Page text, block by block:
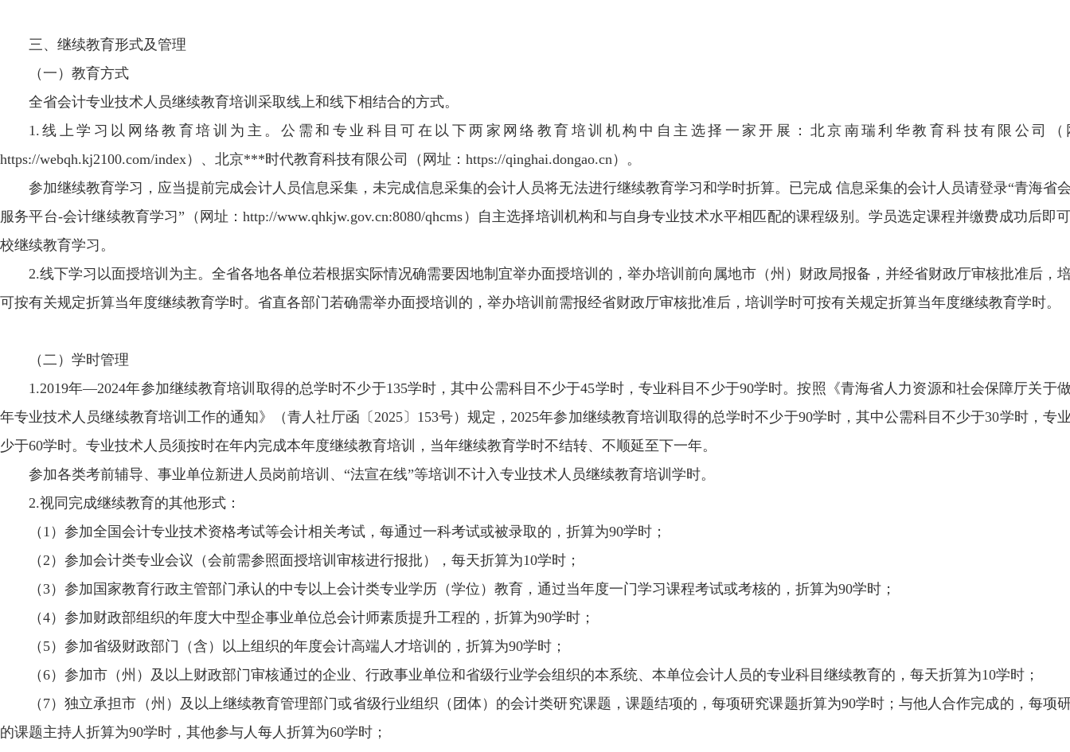
三、继续教育形式及管理
（一）教育方式
全省会计专业技术人员继续教育培训采取线上和线下相结合的方式。
1.线上学习以网络教育培训为主。公需和专业科目可在以下两家网络教育培训机构中自主选择一家开展：北京南瑞利华教育科技有限公司（
https://webqh.kj2100.com/index）、北京***时代教育科技有限公司（网址：https://qinghai.dongao.cn）。
参加继续教育学习，应当提前完成会计人员信息采集，未完成信息采集的会计人员将无法进行继续教育学习和学时折算。已完成 信息采集的会计人员请登录“青海省
服务平台-会计继续教育学习”（网址：http://www.qhkjw.gov.cn:8080/qhcms）自主选择培训机构和与自身专业技术水平相匹配的课程级别。学员选定课程并缴费成功后即
校继续教育学习。
2.线下学习以面授培训为主。全省各地各单位若根据实际情况确需要因地制宜举办面授培训的，举办培训前向属地市（州）财政局报备，并经省财政厅审核批准后，
可按有关规定折算当年度继续教育学时。省直各部门若确需举办面授培训的，举办培训前需报经省财政厅审核批准后，培训学时可按有关规定折算当年度继续教育学时。
（二）学时管理
1.2019年—2024年参加继续教育培训取得的总学时不少于135学时，其中公需科目不少于45学时，专业科目不少于90学时。按照《青海省人力资源和社会保障厅关于
年专业技术人员继续教育培训工作的通知》（青人社厅函〔2025〕153号）规定，2025年参加继续教育培训取得的总学时不少于90学时，其中公需科目不少于30学时，专
少于60学时。专业技术人员须按时在年内完成本年度继续教育培训，当年继续教育学时不结转、不顺延至下一年。
参加各类考前辅导、事业单位新进人员岗前培训、“法宣在线”等培训不计入专业技术人员继续教育培训学时。
2.视同完成继续教育的其他形式：
（1）参加全国会计专业技术资格考试等会计相关考试，每通过一科考试或被录取的，折算为90学时；
（2）参加会计类专业会议（会前需参照面授培训审核进行报批），每天折算为10学时；
（3）参加国家教育行政主管部门承认的中专以上会计类专业学历（学位）教育，通过当年度一门学习课程考试或考核的，折算为90学时；
（4）参加财政部组织的年度大中型企事业单位总会计师素质提升工程的，折算为90学时；
（5）参加省级财政部门（含）以上组织的年度会计高端人才培训的，折算为90学时；
（6）参加市（州）及以上财政部门审核通过的企业、行政事业单位和省级行业学会组织的本系统、本单位会计人员的专业科目继续教育的，每天折算为10学时；
（7）独立承担市（州）及以上继续教育管理部门或省级行业组织（团体）的会计类研究课题，课题结项的，每项研究课题折算为90学时；与他人合作完成的，每项
的课题主持人折算为90学时，其他参与人每人折算为60学时；